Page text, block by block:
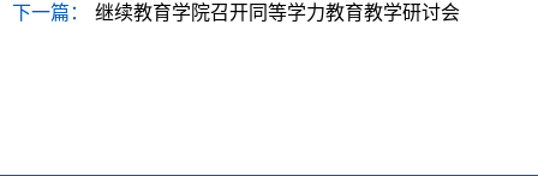
下一篇：
继续教育学院召开同等学力教育教学研讨会